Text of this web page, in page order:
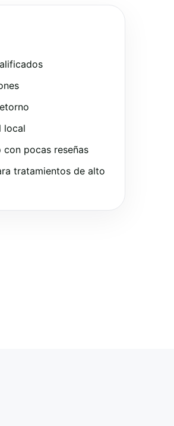
local
pocas reseñas
tratamientos de alto